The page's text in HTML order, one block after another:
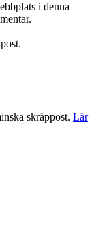
i denna
skräppost. Lär